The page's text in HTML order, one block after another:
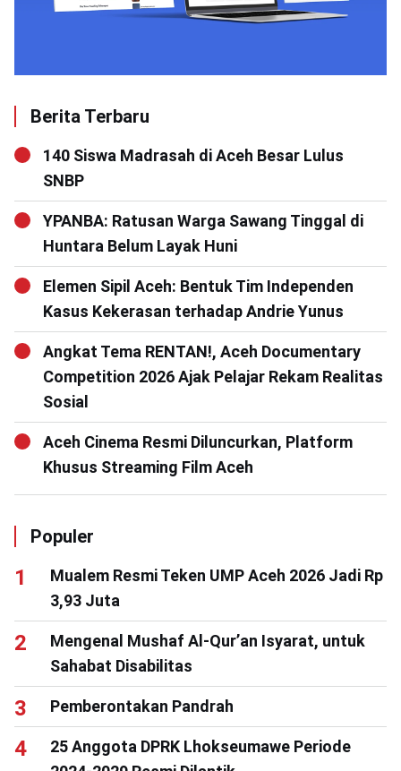
Berita Terbaru
140 Siswa Madrasah di Aceh Besar Lulus
SNBP
YPANBA: Ratusan Warga Sawang Tinggal di
Huntara Belum Layak Huni
Elemen Sipil Aceh: Bentuk Tim Independen
Kasus Kekerasan terhadap Andrie Yunus
Angkat Tema RENTAN!, Aceh Documentary
Competition 2026 Ajak Pelajar Rekam Realitas
Sosial
Aceh Cinema Resmi Diluncurkan, Platform
Khusus Streaming Film Aceh
Populer
Mualem Resmi Teken UMP Aceh 2026 Jadi Rp
3,93 Juta
Mengenal Mushaf Al-Qur’an Isyarat, untuk
Sahabat Disabilitas
Pemberontakan Pandrah
25 Anggota DPRK Lhokseumawe Periode